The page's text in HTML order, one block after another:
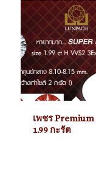
เพชร Premium
1.99 กะรัต